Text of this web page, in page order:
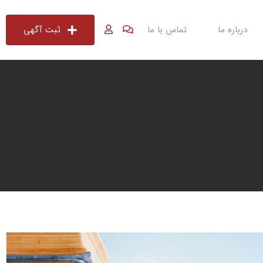
ثبت آگهی درباره ما تماس با ما